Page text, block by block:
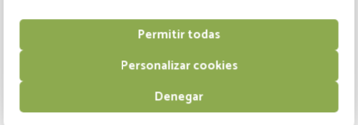
Permitir todas
Personalizar cookies
Denegar